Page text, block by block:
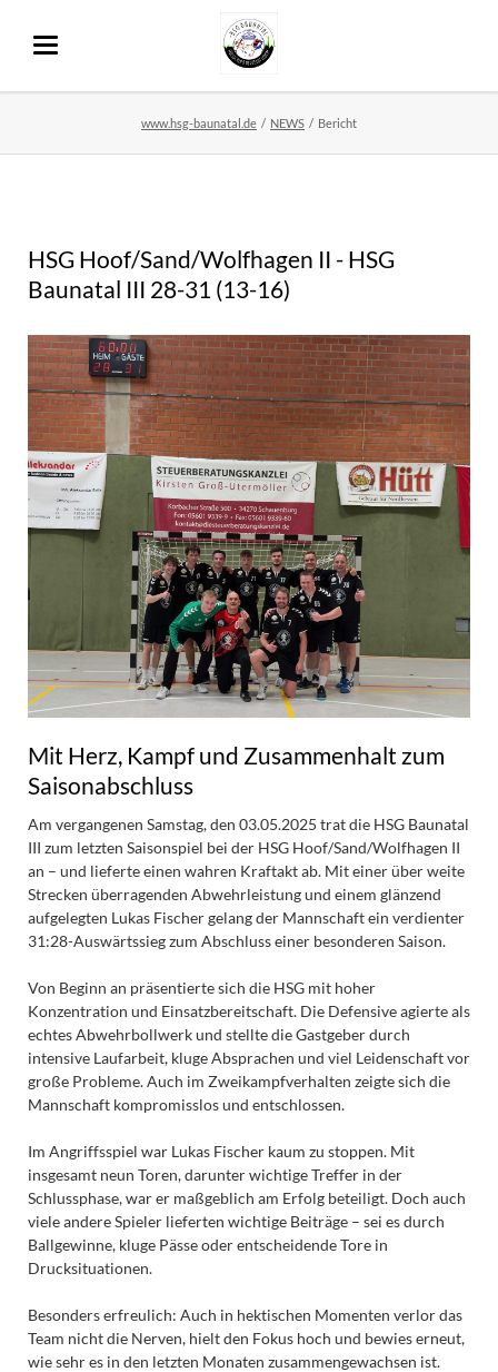
www.hsg-baunatal.de NEWS Bericht
HSG Hoof/Sand/Wolfhagen II - HSG
Baunatal III 28-31 (13-16)
Mit Herz, Kampf und Zusammenhalt zum
Saisonabschluss
Am vergangenen Samstag, den 03.05.2025 trat die HSG Baunatal
III zum letzten Saisonspiel bei der HSG Hoof/Sand/Wolfhagen II
an – und lieferte einen wahren Kraftakt ab. Mit einer über weite
Strecken überragenden Abwehrleistung und einem glänzend
aufgelegten Lukas Fischer gelang der Mannschaft ein verdienter
31:28-Auswärtssieg zum Abschluss einer besonderen Saison.
Von Beginn an präsentierte sich die HSG mit hoher
Konzentration und Einsatzbereitschaft. Die Defensive agierte als
echtes Abwehrbollwerk und stellte die Gastgeber durch
intensive Laufarbeit, kluge Absprachen und viel Leidenschaft vor
große Probleme. Auch im Zweikampfverhalten zeigte sich die
Mannschaft kompromisslos und entschlossen.
Im Angriffsspiel war Lukas Fischer kaum zu stoppen. Mit
insgesamt neun Toren, darunter wichtige Treffer in der
Schlussphase, war er maßgeblich am Erfolg beteiligt. Doch auch
viele andere Spieler lieferten wichtige Beiträge – sei es durch
Ballgewinne, kluge Pässe oder entscheidende Tore in
Drucksituationen.
Besonders erfreulich: Auch in hektischen Momenten verlor das
Team nicht die Nerven, hielt den Fokus hoch und bewies erneut,
wie sehr es in den letzten Monaten zusammengewachsen ist.